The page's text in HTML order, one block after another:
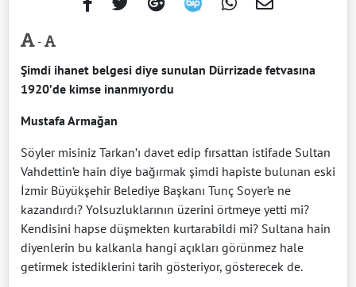
-
Şimdi ihanet belgesi diye sunulan Dürrizade fetvasına
1920’de kimse inanmıyordu
Mustafa Armağan
Söyler misiniz Tarkan’ı davet edip fırsattan istifade Sultan
Vahdettin’e hain diye bağırmak şimdi hapiste bulunan eski
İzmir Büyükşehir Belediye Başkanı Tunç Soyer’e ne
kazandırdı? Yolsuzluklarının üzerini örtmeye yetti mi?
Kendisini hapse düşmekten kurtarabildi mi? Sultana hain
diyenlerin bu kalkanla hangi açıkları görünmez hale
getirmek istediklerini tarih gösteriyor, gösterecek de.